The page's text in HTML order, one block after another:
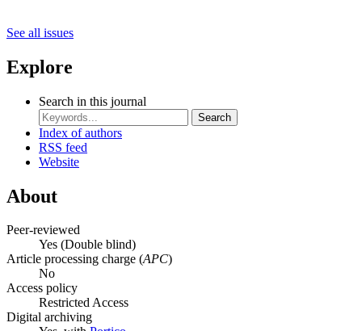
See all issues
Explore
Search in this journal
Search
Index of authors
RSS feed
Website
About
Peer-reviewed
Yes (Double blind)
Article processing charge (APC)
No
Access policy
Restricted Access
Digital archiving